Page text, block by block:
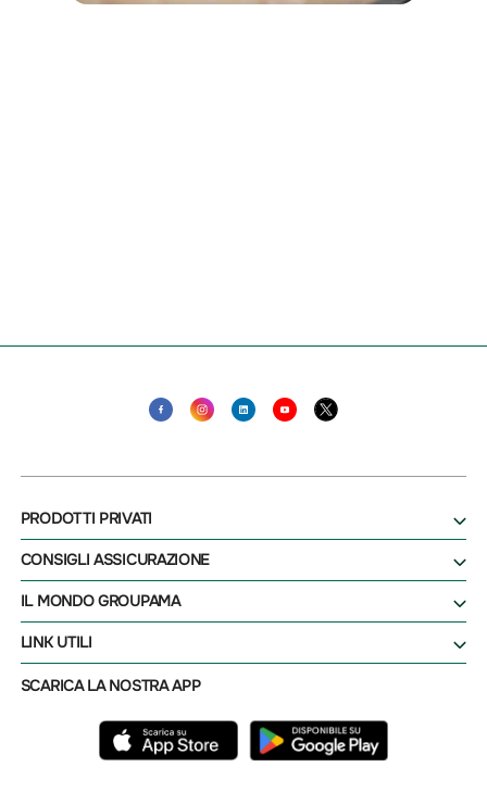
PRODOTTI PRIVATI
CONSIGLI ASSICURAZIONE
IL MONDO GROUPAMA
LINK UTILI
SCARICA LA NOSTRA APP